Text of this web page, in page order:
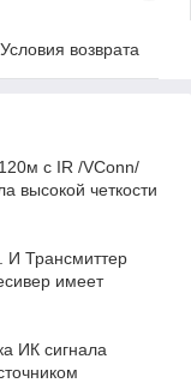
Условия возврата
с IR /VСonn/
высокой четкости
И Трансмиттер
имеет
ИК сигнала